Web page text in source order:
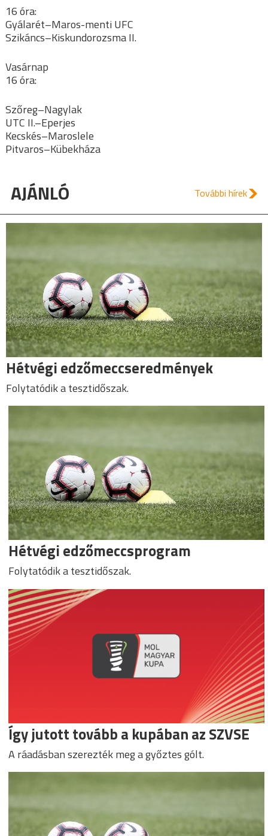
16 óra:
Gyálarét–Maros-menti UFC
Szikáncs–Kiskundorozsma II.
Vasárnap
16 óra:
Szőreg–Nagylak
UTC II.–Eperjes
Kecskés–Maroslele
Pitvaros–Kübekháza
AJÁNLÓ További hírek
Hétvégi edzőmeccseredmények
Folytatódik a tesztidőszak.
Hétvégi edzőmeccsprogram
Folytatódik a tesztidőszak.
Így jutott tovább a kupában az SZVSE
A ráadásban szerezték meg a győztes gólt.